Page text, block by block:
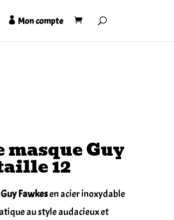
Mon compte
masque Guy
12
Fawkesen acier inoxydable
au style audacieux et